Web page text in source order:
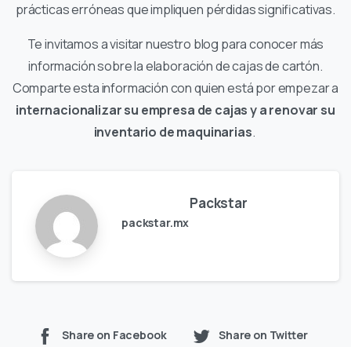
prácticas erróneas que impliquen pérdidas significativas.
Te invitamos a visitar nuestro blog para conocer más
información sobre la elaboración de cajas de cartón.
Comparte esta información con quien está por empezar a
internacionalizar su empresa de cajas y a renovar su
inventario de maquinarias.
Packstar
packstar.mx
Share on Facebook Share on Twitter